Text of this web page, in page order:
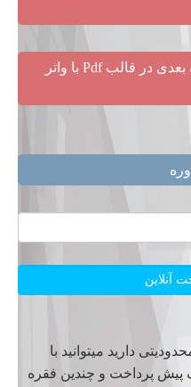
مجموعه تصاویر کاغذ دیواری سه بعدی در قالب Pdf با واتر
دارید میتوانید با
پیش پرداخت و چندین فقره